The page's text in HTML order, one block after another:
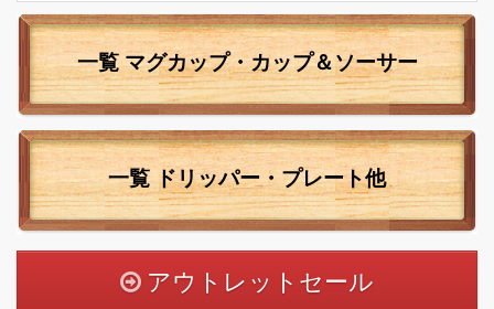
一覧 マグカップ・カップ＆ソーサー
一覧ドリッパー・プレート他
アウトレットセール